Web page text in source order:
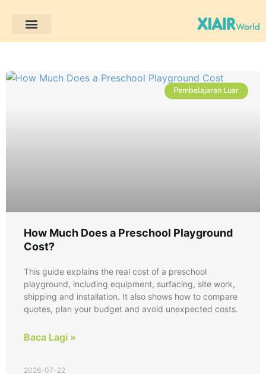
Pembelajaran Luar
Pembelajaran Luar
How Much Does a Preschool Playground
Cost?
This guide explains the real cost of a preschool
playground, including equipment, surfacing, site work,
shipping and installation. It also shows how to compare
quotes, plan your budget and avoid unexpected costs.
Baca Lagi »
2026-07-22